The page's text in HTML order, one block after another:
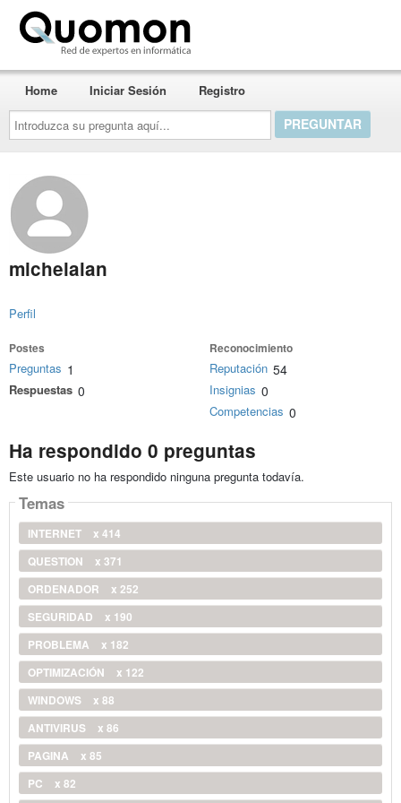
Introduzca
su
pregunta
aquí...
Home Iniciar Sesión Registro
michelalan
Perfil
Postes
Preguntas 1
Respuestas 0
Reconocimiento
Reputación 54
Insignias 0
Competencias 0
Ha respondido 0 preguntas
Este usuario no ha respondido ninguna pregunta todavía.
Temas
INTERNET
x 414
QUESTION
x 371
ORDENADOR
x 252
SEGURIDAD
x 190
PROBLEMA
x 182
OPTIMIZACIÓN
x 122
WINDOWS
x 88
ANTIVIRUS
x 86
PAGINA
x 85
PC
x 82